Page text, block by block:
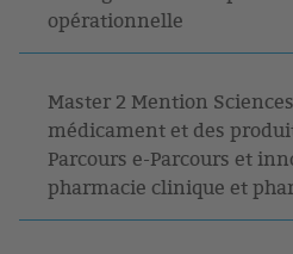
opérationnelle
Master 2 Mention
médicament et des
Parcours e-Parcours et
pharmacie clinique et